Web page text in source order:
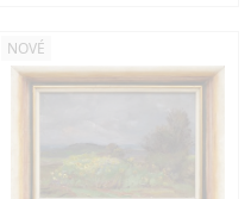
NOVÉ